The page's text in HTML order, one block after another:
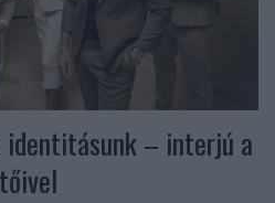
identitásunk – interjú a